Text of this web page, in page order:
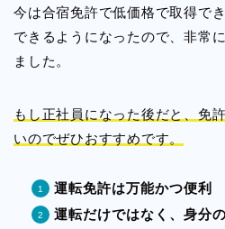
今は合宿免許で低価格で取得で
できるようになったので、非常
ました。
もし正社員になった後だと、免
いのでぜひおすすめです。
運転免許は万能かつ便利
運転だけではなく、身分